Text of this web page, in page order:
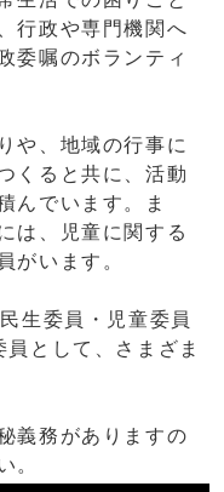
行政や専門機関へ
委嘱のボランティ
や、地域の行事に
くると共に、活動
んでいます。ま
は、児童に関する
がいます。
生委員・児童委員
として、さまざま
義務がありますの
。